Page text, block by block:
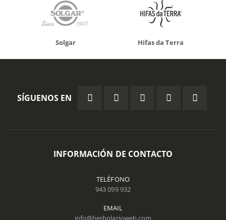
Solgar Hifas da Terra
SÍGUENOS EN
INFORMACIÓN DE CONTACTO
TELÉFONO
943 099 932
EMAIL
info@herbolarioweb.com